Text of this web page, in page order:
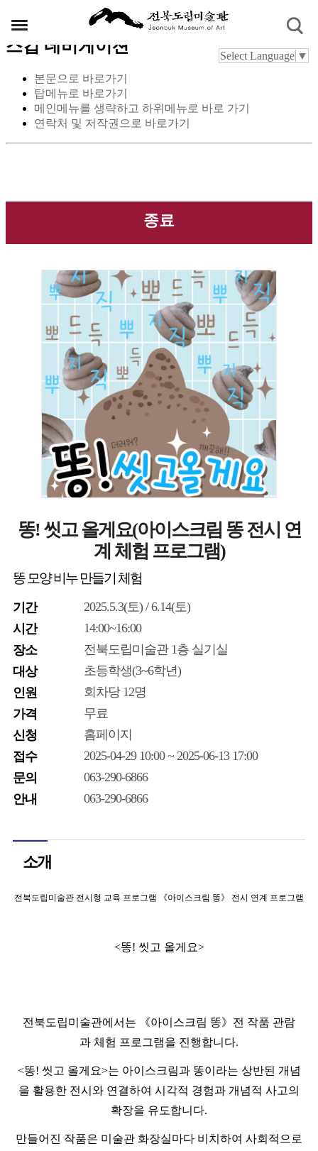
스킵 네비게이션
본문으로 바로가기
탑메뉴로 바로가기
메인메뉴를 생략하고 하위메뉴로 바로 가기
연락처 및 저작권으로 바로가기
Select Language ▼
종료
똥! 씻고 올게요(아이스크림 똥 전시 연
계 체험 프로그램)
똥 모양 비누 만들기 체험
기간
2025.5.3(토) / 6.14(토)
시간
14:00~16:00
장소
전북도립미술관 1층 실기실
대상
초등학생(3~6학년)
인원
회차당 12명
가격
무료
신청
홈페이지
접수
2025-04-29 10:00 ~ 2025-06-13 17:00
문의
063-290-6866
안내
063-290-6866
소개
전북도립미술관 전시형 교육 프로그램 《아이스크림 똥》 전시 연계 프로그램
<똥! 씻고 올게요>
전북도립미술관에서는 《아이스크림 똥》전 작품 관람
과 체험 프로그램을 진행합니다.
<똥! 씻고 올게요>는 아이스크림과 똥이라는 상반된 개념
을 활용한 전시와 연결하여 시각적 경험과 개념적 사고의
확장을 유도합니다.
만들어진 작품은 미술관 화장실마다 비치하여 사회적으로